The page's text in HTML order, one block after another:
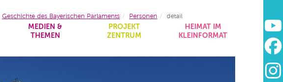
MEDIEN &
THEMEN
PROJEKT
ZENTRUM
HEIMAT IM
KLEINFORMAT
Geschichte des Bayerischen Parlaments Personen detail